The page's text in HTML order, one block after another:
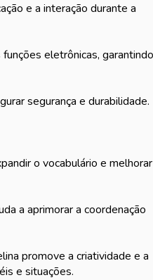
e a interação durante a
eletrônicas, garantindo
segurança e durabilidade.
o vocabulário e melhorar
a aprimorar a coordenação
promove a criatividade e a
e situações.